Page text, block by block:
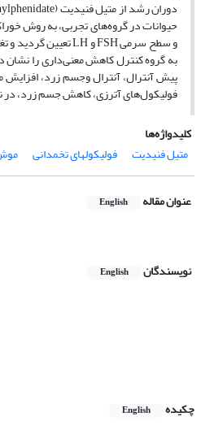
دوران رشد از متیل فنیدیت (
حیوانات در گروههای تجربی، به روش خوراکی به مدت 60 روز،
و سطح سرمی‌FSHوLHتعیین گردید و
به گروه کنترل کاهش معنیداری را نشان داد
پیش آنترال، آنترال وجسم زرد، افزایش
فولیکولهای آترزی، کاهش جسم زرد،
کلیدواژه‌ها
متیل فنیدیت
فولیکولهای تخمدانی
عنوان مقاله English
نویسندگان English
چکیده
English